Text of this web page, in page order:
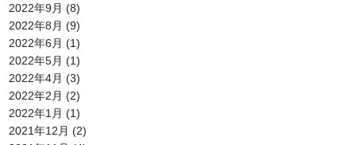
2022年9月 (8)
2022年8月 (9)
2022年6月 (1)
2022年5月 (1)
2022年4月 (3)
2022年2月 (2)
2022年1月 (1)
2021年12月 (2)